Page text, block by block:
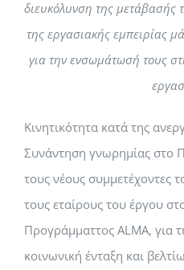
διευκόλυνση της
της εργασιακής εμπειρίας
για την ενσωμάτωσή τους
Κινητικότητα κατά της
Συνάντηση γνωρημίας στο
τους νέους συμμετέχοντες
τους εταίρους του έργου
Προγράμματτος ALMA, για
κοινωνική ένταξη και